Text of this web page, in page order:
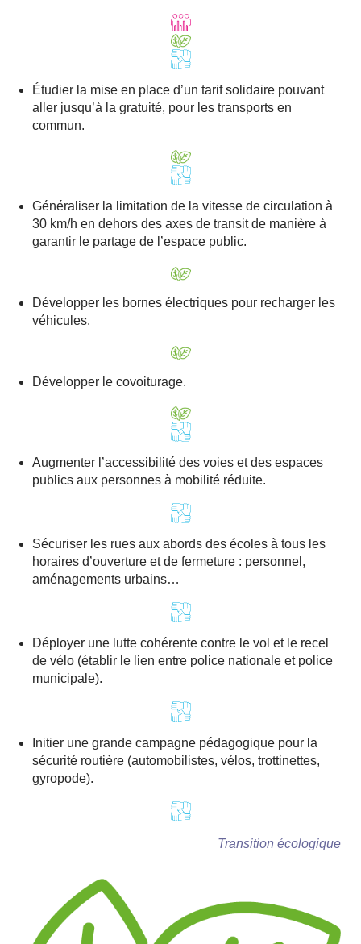
Étudier la mise en place d’un tarif solidaire pouvant
aller jusqu’à la gratuité, pour les transports en
commun.
Généraliser la limitation de la vitesse de circulation à
30 km/h en dehors des axes de transit de manière à
garantir le partage de l’espace public.
Développer les bornes électriques pour recharger les
véhicules.
Développer le covoiturage.
Augmenter l’accessibilité des voies et des espaces
publics aux personnes à mobilité réduite.
Sécuriser les rues aux abords des écoles à tous les
horaires d’ouverture et de fermeture : personnel,
aménagements urbains…
Déployer une lutte cohérente contre le vol et le recel
de vélo (établir le lien entre police nationale et police
municipale).
Initier une grande campagne pédagogique pour la
sécurité routière (automobilistes, vélos, trottinettes,
gyropode).
Transition écologique